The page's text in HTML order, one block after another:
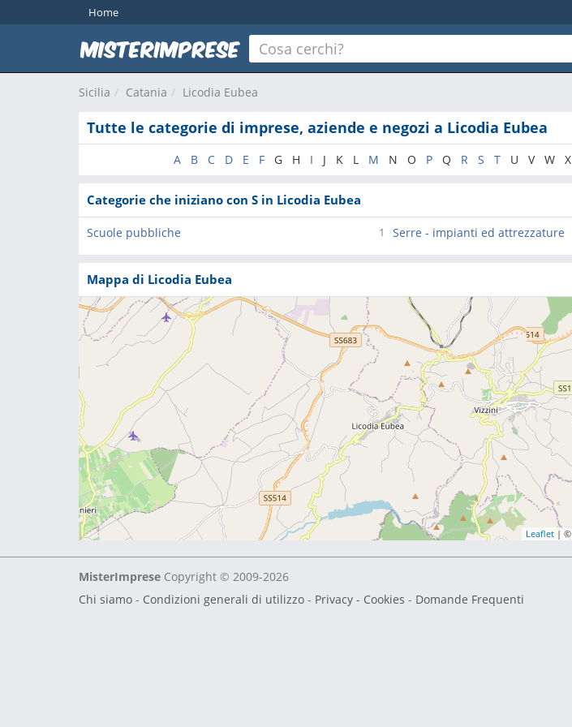
Home
Sicilia Catania Licodia Eubea
Tutte le categorie di imprese, aziende e negozi a Licodia Eubea
A B C D E F G H I J K L M N O P Q R S T U V W X
Categorie che iniziano con S in Licodia Eubea
1
Scuole pubbliche Serre - impianti ed attrezzature
Mappa di Licodia Eubea
Leaflet | ©
MisterImprese Copyright © 2009-2026
Chi siamo - Condizioni generali di utilizzo - Privacy - Cookies - Domande Frequenti